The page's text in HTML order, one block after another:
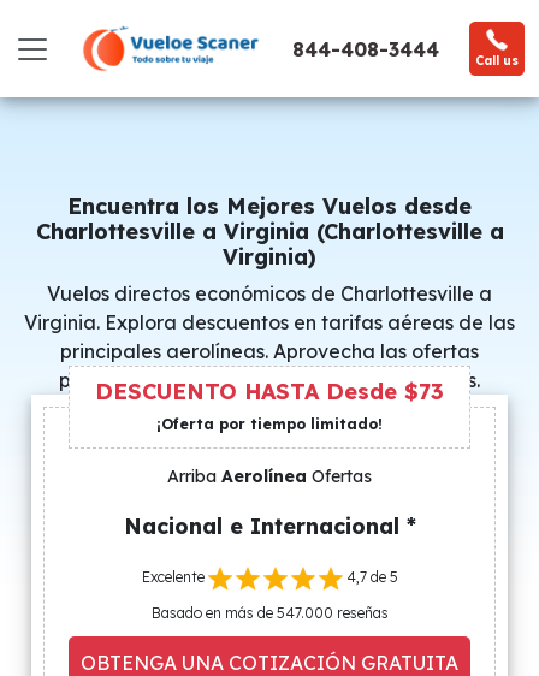
844-408-3444 Call us
Encuentra los Mejores Vuelos desde
Charlottesville a Virginia (Charlottesville a
Virginia)
Vuelos directos económicos de Charlottesville a
Virginia. Explora descuentos en tarifas aéreas de las
principales aerolíneas. Aprovecha las ofertas
promocionales y consigue precios especiales.
DESCUENTO HASTA Desde $73
¡Oferta por tiempo limitado!
Arriba Aerolínea Ofertas
Nacional e Internacional *
Excelente
4,7 de 5
Basado en más de 547.000 reseñas
OBTENGA UNA COTIZACIÓN GRATUITA